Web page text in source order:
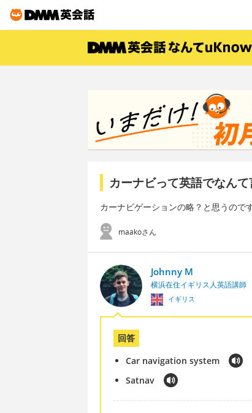
カーナビって英語でなんて
カーナビゲーションの略？と思うので
maakoさん
Johnny M
横浜在住イギリス人英語講師
イギリス
回答
Car navigation system
Satnav